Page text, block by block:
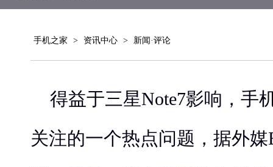
手机之家 > 资讯中心 > 新闻·评论
得益于三星Note7影响，手
关注的一个热点问题，据外媒